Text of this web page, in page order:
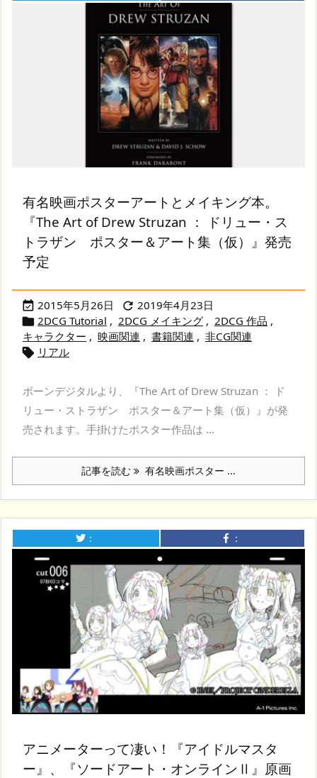
有名映画ポスターアートとメイキング本。
『The Art of Drew Struzan ： ドリュー・ス
トラザン ポスター＆アート集（仮）』発売
予定
 2015年5月26日  2019年4月23日
 2DCG Tutorial , 2DCG メイキング , 2DCG 作品 ,
キャラクター , 映画関連 , 書籍関連 , 非CG関連
 リアル
ボーンデジタルより、『The Art of Drew Struzan ： ド
リュー・ストラザン ポスター＆アート集（仮）』が発
売されます。手掛けたポスター作品は ...
記事を読む 有名映画ポスター ...
： ：
アニメーターって凄い！『アイドルマスタ
ー』、『ソードアート・オンラインⅡ』原画